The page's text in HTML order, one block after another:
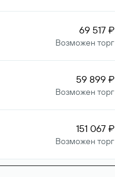
69 517 ₽
Возможен торг
59 899 ₽
Возможен торг
151 067 ₽
Возможен торг